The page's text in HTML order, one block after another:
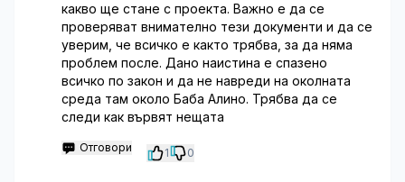
какво ще стане с проекта. Важно е да се
проверяват внимателно тези документи и да се
уверим, че всичко е както трябва, за да няма
проблем после. Дано наистина е спазено
всичко по закон и да не навреди на околната
среда там около Баба Алино. Трябва да се
следи как вървят нещата
Отговори 1 0